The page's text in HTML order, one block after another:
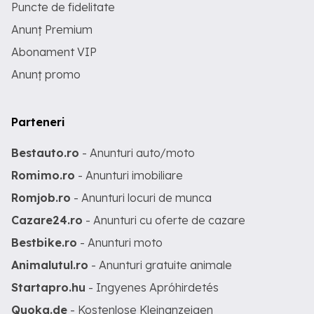
Puncte de fidelitate
Anunț Premium
Abonament VIP
Anunț promo
Parteneri
Bestauto.ro - Anunturi auto/moto
Romimo.ro - Anunturi imobiliare
Romjob.ro - Anunturi locuri de munca
Cazare24.ro - Anunturi cu oferte de cazare
Bestbike.ro - Anunturi moto
Animalutul.ro - Anunturi gratuite animale
Startapro.hu - Ingyenes Apróhirdetés
Quoka.de - Kostenlose Kleinanzeigen